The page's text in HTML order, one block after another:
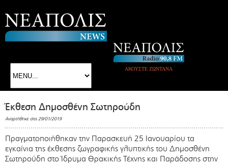
ΑΚΟΥΣΤΕ ΖΩΝΤΑΝΑ
Έκθεση Δημοσθένη Σωτηρούδη
Αναρτήθηκε στις 29/01/2019
Πραγματοποιήθηκαν την Παρασκευή 25 Ιανουαρίου τα
εγκαίνια της έκθεσης ζωγραφικής γλυπτικής του Δημοσθένη
Σωτηρούδη στο Ίδρυμα Θρακικής Τέχνης και Παράδοσης στην